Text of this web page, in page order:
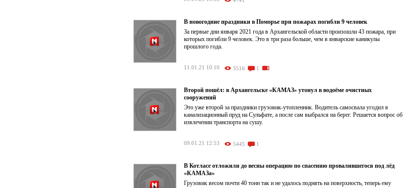
В новогодние праздники в Поморье при пожарах погибли 9 человек
За первые дни января 2021 года в Архангельской области произошли 43 пожара, при
которых погибли 9 человек. Это в три раза больше, чем в январские каникулы
прошлого года.
11.01.21 10:10 3516 1
Второй пошёл: в Архангельске «КАМАЗ» утонул в водоёме очистных
сооружений
Это уже второй за праздники грузовик-утопленник. Водитель самосвала угодил в
канализационный пруд на Сульфате, а после сам выбрался на берег. Решается вопрос об
извлечении транспорта на сушу.
09.01.21 12:53 5445 1
В Котласе отложили до весны операцию по спасению провалившегося под лёд
«КАМАЗа»
Грузовик весом почти 40 тонн так и не удалось поднять на поверхность, теперь ему